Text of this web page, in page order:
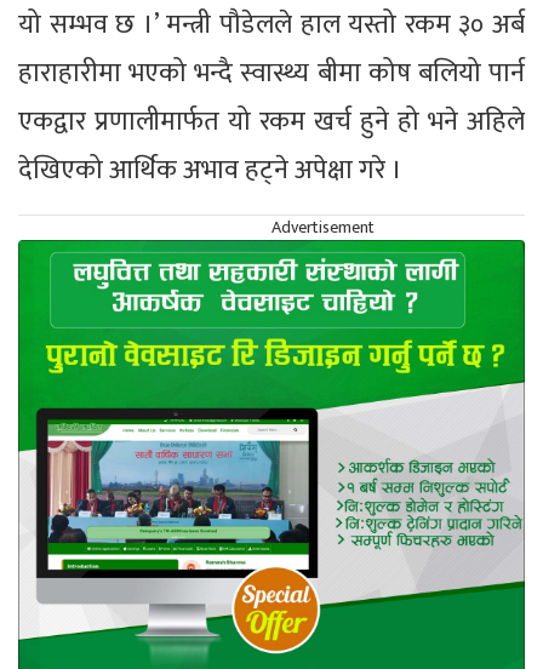
यो सम्भव छ ।’ मन्त्री पौडेलले हाल यस्तो रकम ३० अर्ब
हाराहारीमा भएको भन्दै स्वास्थ्य बीमा कोष बलियो पार्न
एकद्वार प्रणालीमार्फत यो रकम खर्च हुने हो भने अहिले
देखिएको आर्थिक अभाव हट्ने अपेक्षा गरे ।